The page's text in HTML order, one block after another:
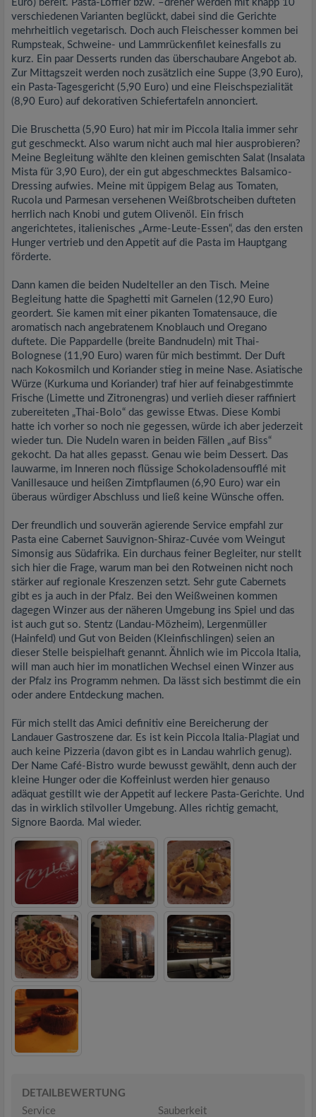
Euro) bereit. Pasta-Löffler bzw. –dreher werden mit knapp 10
verschiedenen Varianten beglückt, dabei sind die Gerichte
mehrheitlich vegetarisch. Doch auch Fleischesser kommen bei
Rumpsteak, Schweine- und Lammrückenfilet keinesfalls zu
kurz. Ein paar Desserts runden das überschaubare Angebot ab.
Zur Mittagszeit werden noch zusätzlich eine Suppe (3,90 Euro),
ein Pasta-Tagesgericht (5,90 Euro) und eine Fleischspezialität
(8,90 Euro) auf dekorativen Schiefertafeln annonciert.
Die Bruschetta (5,90 Euro) hat mir im Piccola Italia immer sehr
gut geschmeckt. Also warum nicht auch mal hier ausprobieren?
Meine Begleitung wählte den kleinen gemischten Salat (Insalata
Mista für 3,90 Euro), der ein gut abgeschmecktes Balsamico-
Dressing aufwies. Meine mit üppigem Belag aus Tomaten,
Rucola und Parmesan versehenen Weißbrotscheiben dufteten
herrlich nach Knobi und gutem Olivenöl. Ein frisch
angerichtetes, italienisches „Arme-Leute-Essen“, das den ersten
Hunger vertrieb und den Appetit auf die Pasta im Hauptgang
förderte.
Dann kamen die beiden Nudelteller an den Tisch. Meine
Begleitung hatte die Spaghetti mit Garnelen (12,90 Euro)
geordert. Sie kamen mit einer pikanten Tomatensauce, die
aromatisch nach angebratenem Knoblauch und Oregano
duftete. Die Pappardelle (breite Bandnudeln) mit Thai-
Bolognese (11,90 Euro) waren für mich bestimmt. Der Duft
nach Kokosmilch und Koriander stieg in meine Nase. Asiatische
Würze (Kurkuma und Koriander) traf hier auf feinabgestimmte
Frische (Limette und Zitronengras) und verlieh dieser raffiniert
zubereiteten „Thai-Bolo“ das gewisse Etwas. Diese Kombi
hatte ich vorher so noch nie gegessen, würde ich aber jederzeit
wieder tun. Die Nudeln waren in beiden Fällen „auf Biss“
gekocht. Da hat alles gepasst. Genau wie beim Dessert. Das
lauwarme, im Inneren noch flüssige Schokoladensoufflé mit
Vanillesauce und heißen Zimtpflaumen (6,90 Euro) war ein
überaus würdiger Abschluss und ließ keine Wünsche offen.
Der freundlich und souverän agierende Service empfahl zur
Pasta eine Cabernet Sauvignon-Shiraz-Cuvée vom Weingut
Simonsig aus Südafrika. Ein durchaus feiner Begleiter, nur stellt
sich hier die Frage, warum man bei den Rotweinen nicht noch
stärker auf regionale Kreszenzen setzt. Sehr gute Cabernets
gibt es ja auch in der Pfalz. Bei den Weißweinen kommen
dagegen Winzer aus der näheren Umgebung ins Spiel und das
ist auch gut so. Stentz (Landau-Mözheim), Lergenmüller
(Hainfeld) und Gut von Beiden (Kleinfischlingen) seien an
dieser Stelle beispielhaft genannt. Ähnlich wie im Piccola Italia,
will man auch hier im monatlichen Wechsel einen Winzer aus
der Pfalz ins Programm nehmen. Da lässt sich bestimmt die ein
oder andere Entdeckung machen.
Für mich stellt das Amici definitiv eine Bereicherung der
Landauer Gastroszene dar. Es ist kein Piccola Italia-Plagiat und
auch keine Pizzeria (davon gibt es in Landau wahrlich genug).
Der Name Café-Bistro wurde bewusst gewählt, denn auch der
kleine Hunger oder die Koffeinlust werden hier genauso
adäquat gestillt wie der Appetit auf leckere Pasta-Gerichte. Und
das in wirklich stilvoller Umgebung. Alles richtig gemacht,
Signore Baorda. Mal wieder.
DETAILBEWERTUNG
Service
Sauberkeit